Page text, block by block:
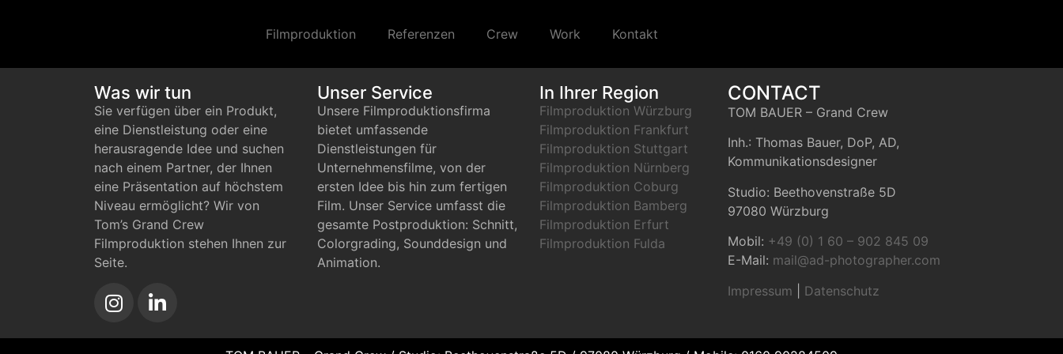
Filmproduktion Referenzen Crew Work Kontakt
Was wir tun
Sie verfügen über ein Produkt,
eine Dienstleistung oder eine
herausragende Idee und suchen
nach einem Partner, der Ihnen
eine Präsentation auf höchstem
Niveau ermöglicht? Wir von
Tom’s Grand Crew
Filmproduktion stehen Ihnen zur
Seite.
Unser Service
Unsere Filmproduktionsfirma
bietet umfassende
Dienstleistungen für
Unternehmensfilme, von der
ersten Idee bis hin zum fertigen
Film. Unser Service umfasst die
gesamte Postproduktion: Schnitt,
Colorgrading, Sounddesign und
Animation.
In Ihrer Region
Filmproduktion Würzburg
Filmproduktion Frankfurt
Filmproduktion Stuttgart
Filmproduktion Nürnberg
Filmproduktion Coburg
Filmproduktion Bamberg
Filmproduktion Erfurt
Filmproduktion Fulda
CONTACT
TOM BAUER – Grand Crew
Inh.: Thomas Bauer, DoP, AD,
Kommunikationsdesigner
Studio: Beethovenstraße 5D
97080 Würzburg
Mobil: +49 (0) 1 60 – 902 845 09
E-Mail: mail@ad-photographer.com
Impressum
Datenschutz